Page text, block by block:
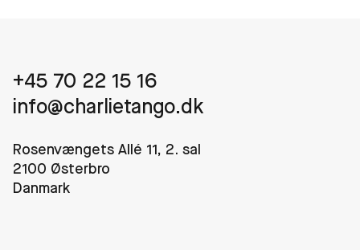
+45 70 22 15 16
info@charlietango.dk
Rosenvængets Allé 11, 2. sal
2100 Østerbro
Danmark